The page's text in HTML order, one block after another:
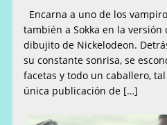
Encarna a uno de los
también a Sokka en la versión
dibujito de Nickelodeon.
su constante sonrisa, se
facetas y todo un caballero,
única publicación de […]